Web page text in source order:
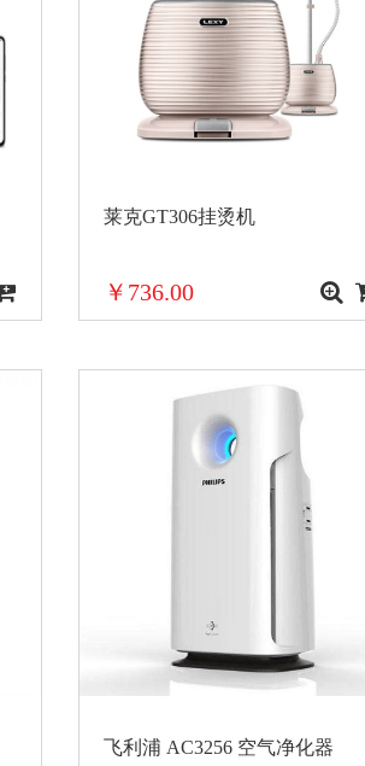
莱克GT306挂烫机
￥736.00
飞利浦 AC3256 空气净化器